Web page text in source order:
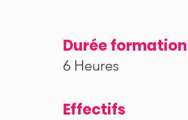
Durée formation
6 Heures
Effectifs